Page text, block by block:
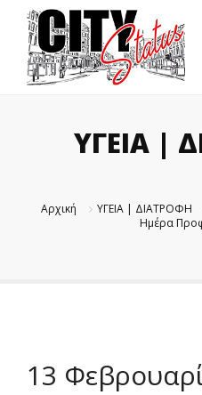
ΥΓΕΙΑ |
Αρχική ΥΓΕΙΑ | ΔΙΑΤΡΟΦΗ
Ημέρα
13